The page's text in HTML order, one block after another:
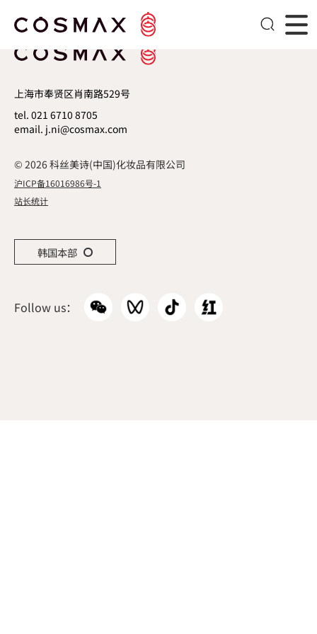
上海市奉贤区肖南路529号
tel. 021 6710 8705
email. j.ni@cosmax.com
© 2026 科丝美诗(中国)化妆品有限公司
沪ICP备16016986号-1
站长统计
Follow us：